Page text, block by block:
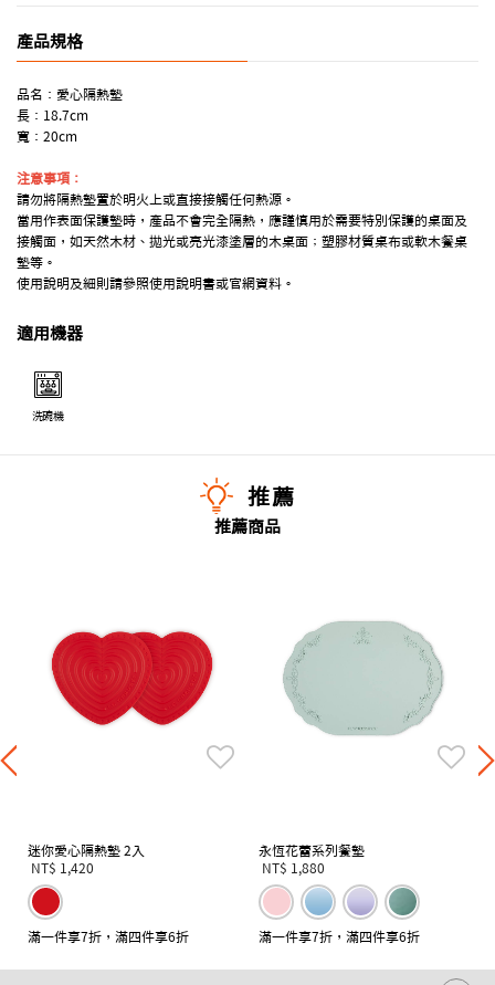
產品規格
品名：愛心隔熱墊
長：18.7cm
寬：20cm
注意事項：
請勿將隔熱墊置於明火上或直接接觸任何熱源。
當用作表面保護墊時，產品不會完全隔熱，應謹慎用於需要特別保護的桌面及
接觸面，如天然木材、拋光或亮光漆塗層的木桌面；塑膠材質桌布或軟木餐桌
墊等。
使用說明及細則請參照使用說明書或官網資料。
適用機器
洗碗機
推薦
推薦商品
迷你愛心隔熱墊 2入
NT$ 1,420
滿一件享7折，滿四件享6折
永恆花蕾系列餐墊
NT$ 1,880
滿一件享7折，滿四件享6折